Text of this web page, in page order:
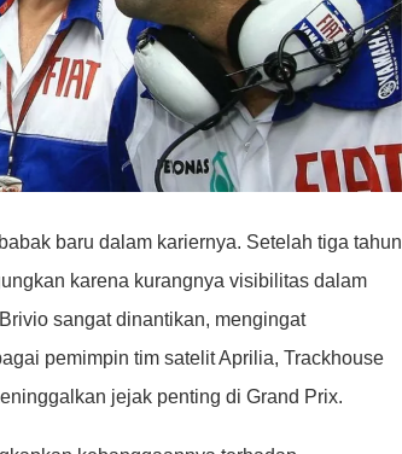
baru dalam kariernya. Setelah tiga tahun
karena kurangnya visibilitas dalam
sangat dinantikan, mengingat
pemimpin tim satelit Aprilia, Trackhouse
jejak penting di Grand Prix.